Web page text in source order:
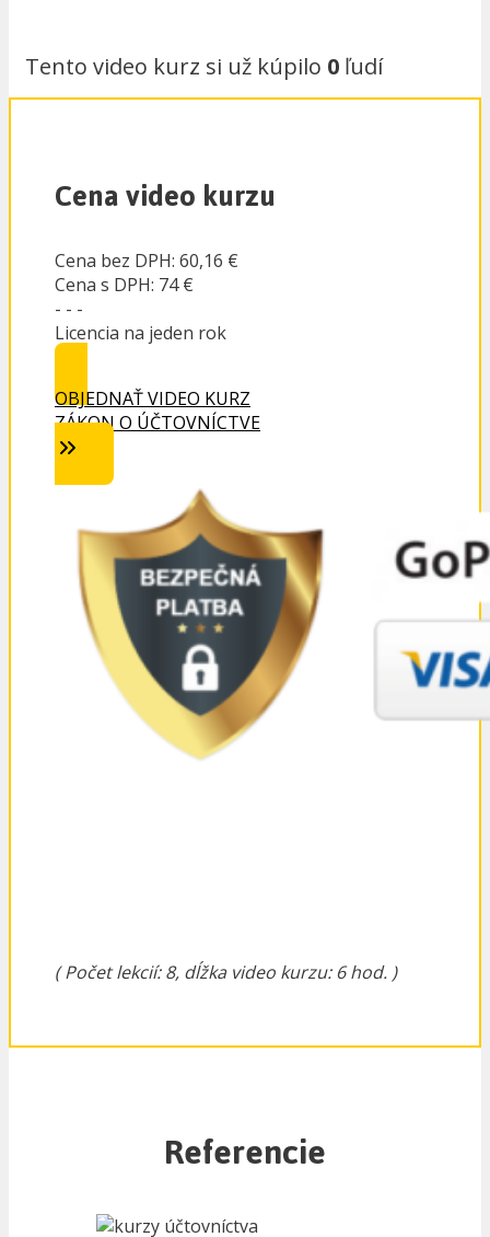
Tento video kurz si už kúpilo 0 ľudí
Cena video kurzu
Cena bez DPH: 60,16 €
Cena s DPH: 74 €
- - -
Licencia na jeden rok
OBJEDNAŤ VIDEO KURZ
ZÁKON O ÚČTOVNÍCTVE
( Počet lekcií: 8, dĺžka video kurzu: 6 hod. )
Referencie